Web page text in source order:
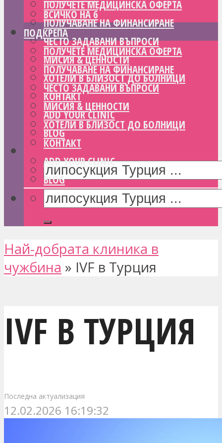
ПОЛУЧЕТЕ МЕДИЦИНСКА ОФЕРТА
ПОЛУЧАВАНЕ НА ФИНАНСИРАНЕ
ЧЕСТО ЗАДАВАНИ ВЪПРОСИ
МИСИЯ & ЦЕННОСТИ
ХОТЕЛИ В БЛИЗОСТ ДО БОЛНИЦИ
КОНТАКТ
ADD YOUR CLINIC
BLOG
ВСИЧКО НА 6
ПОДКРЕПА
ПОЛУЧЕТЕ МЕДИЦИНСКА ОФЕРТА
ПОЛУЧАВАНЕ НА ФИНАНСИРАНЕ
ЧЕСТО ЗАДАВАНИ ВЪПРОСИ
МИСИЯ & ЦЕННОСТИ
ХОТЕЛИ В БЛИЗОСТ ДО БОЛНИЦИ
КОНТАКТ
ADD YOUR CLINIC
BLOG
Най-добрата клиника в
чужбина » IVF в Турция
IVF В ТУРЦИЯ
Последна актуализация
12.02.2026 16:19:32